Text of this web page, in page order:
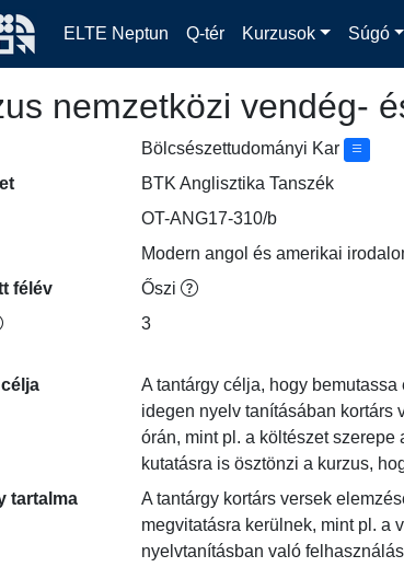
ELTE Neptun Q-tér Kurzusok Súgó
nemzetközi vendég-
Bölcsészettudományi Kar
BTK Anglisztika Tanszék
OT-ANG17-310/b
Modern angol és amerikai
félév
Őszi
3
A tantárgy célja, hogy
idegen nyelv tanításában kortárs
órán, mint pl. a költészet
kutatásra is ösztönzi a kurzus,
tartalma
A tantárgy kortárs versek
megvitatásra kerülnek, mint pl. a
nyelvtanításban való